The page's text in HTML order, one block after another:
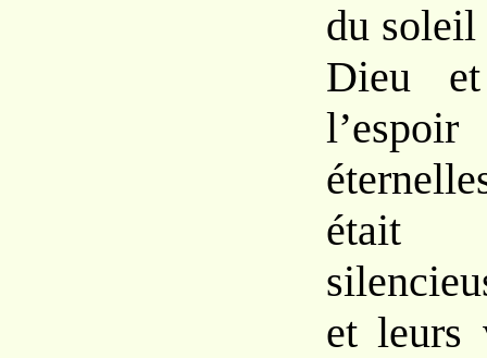
du soleil
Dieu
était
et leurs